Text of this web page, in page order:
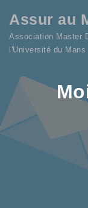
Assur au
Association Master
l'Université du Mans